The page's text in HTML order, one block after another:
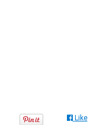
Like